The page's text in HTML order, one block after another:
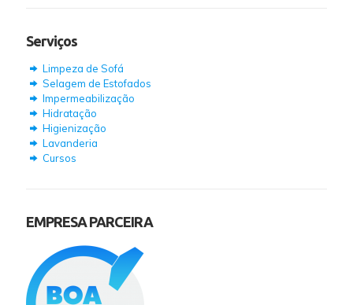
Serviços
Limpeza de Sofá
Selagem de Estofados
Impermeabilização
Hidratação
Higienização
Lavanderia
Cursos
EMPRESA PARCEIRA